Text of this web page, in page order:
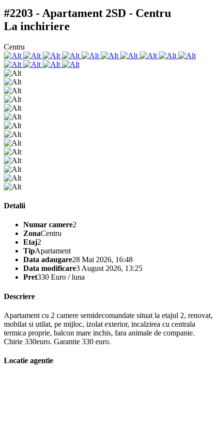
#2203 - Apartament 2SD - Centru
La inchiriere
Centru
Detalii
Numar camere2
ZonaCentru
Etaj2
TipApartament
Data adaugare28 Mai 2026, 16:48
Data modificare3 August 2026, 13:25
Pret330 Euro / luna
Descriere
Apartament cu 2 camere semidecomandate situat la etajul 2, renovat,
mobilat si utilat, pe mijloc, izolat exterior, incalzirea cu centrala
termica proprie, balcon mare inchis, fara animale de companie.
Chirie 330euro. Garantie 330 euro.
Locatie agentie